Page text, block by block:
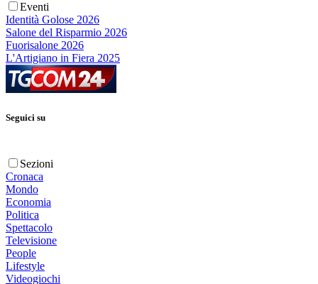
Eventi
Identità Golose 2026
Salone del Risparmio 2026
Fuorisalone 2026
L'Artigiano in Fiera 2025
Seguici su
Sezioni
Cronaca
Mondo
Economia
Politica
Spettacolo
Televisione
People
Lifestyle
Videogiochi